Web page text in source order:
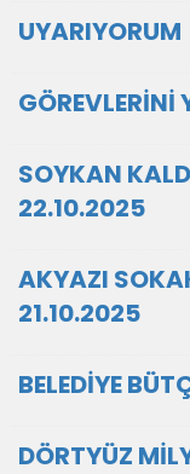
UYARIYORUM
SOYKAN
22.10.2025
AKYAZI
21.10.2025
BELEDİYE
DÖRTYÜZ